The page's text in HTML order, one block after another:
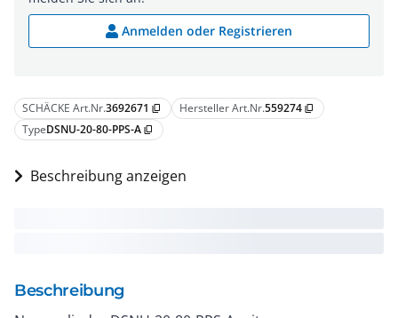
SCHÄCKE Art.Nr.3692671 content_copy Hersteller Art.Nr.559274 content_copy
TypeDSNU-20-80-PPS-A content_copy
Beschreibung anzeigen
Beschreibung
Anmelden oder Registrieren